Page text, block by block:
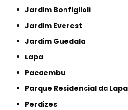
Jardim Bonfiglioli
Jardim Everest
Jardim Guedala
Lapa
Pacaembu
Parque Residencial da Lapa
Perdizes